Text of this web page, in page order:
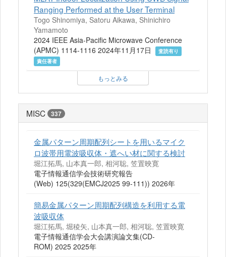
Ranging Performed at the User Terminal
Togo Shinomiya, Satoru Aikawa, Shinichiro
Yamamoto
2024 IEEE Asia-Pacific Microwave Conference
(APMC) 1114-1116 2024年11月17日
査読有り
責任著者
もっとみる
MISC 337
金属パターン周期配列シートを用いるマイク
ロ波帯用電波吸収体・遮へい材に関する検討
堀江拓馬, 山本真一郎, 相河聡, 笠置映寛
電子情報通信学会技術研究報告
(Web) 125(329(EMCJ2025 99-111)) 2026年
簡易金属パターン周期配列構造を利用する電
波吸収体
堀江拓馬, 堀稜矢, 山本真一郎, 相河聡, 笠置映寛
電子情報通信学会大会講演論文集(CD-
ROM) 2025 2025年